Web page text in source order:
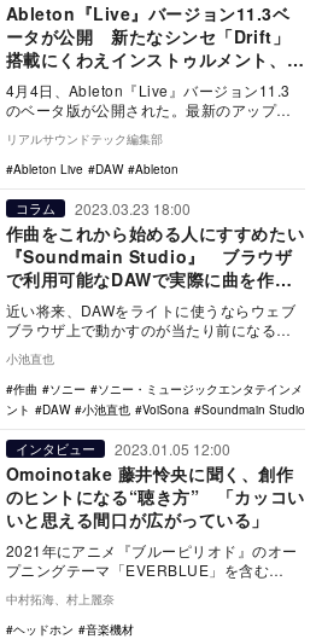
Ableton『Live』バージョン11.3ベ
ータが公開 新たなシンセ「Drift」
搭載にくわえインストゥルメント、エ
フェクトが多数追加
4月4日、Ableton『Live』バージョン11.3
のベータ版が公開された。最新のアップデ
ートでは、『Live Lite』を含…
リアルサウンドテック編集部
Ableton Live
DAW Ableton
コラム 2023.03.23 18:00
作曲をこれから始める人にすすめたい
『Soundmain Studio』 ブラウザ
で利用可能なDAWで実際に曲を作っ
てみた
近い将来、DAWをライトに使うならウェブ
ブラウザ上で動かすのが当たり前になるか
「Soundmain…
小池直也
作曲
ソニー
ソニー・ミュージックエンタテインメ
ント
DAW 小池直也 VoiSona Soundmain Studio
インタビュー 2023.01.05 12:00
Omoinotake 藤井怜央に聞く、創作
のヒントになる“聴き方” 「カッコい
いと思える間口が広がっている」
2021年にアニメ『ブルーピリオド』のオー
プニングテーマ「EVERBLUE」を含む
EP『EVERBLUE』でメジャーデビューを
果…
中村拓海、村上麗奈
ヘッドホン
音楽機材